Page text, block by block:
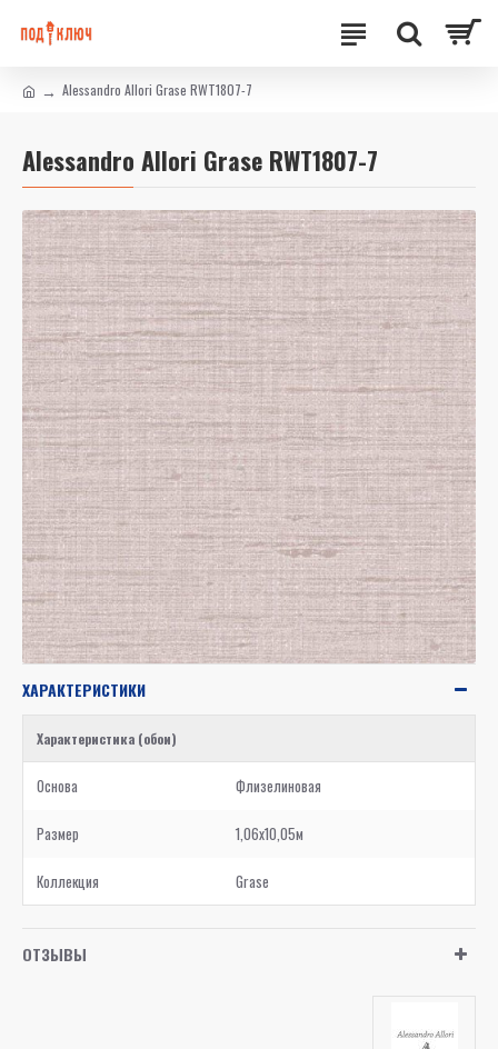
Alessandro Allori Grase RWT1807-7
Alessandro Allori Grase RWT1807-7
ХАРАКТЕРИСТИКИ
Характеристика (обои)
Основа Флизелиновая
Размер 1,06x10,05м
Коллекция Grase
ОТЗЫВЫ